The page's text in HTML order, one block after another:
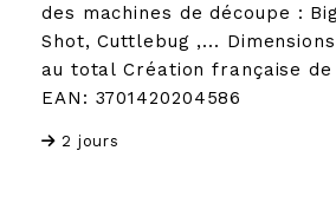
des machines de découpe :
Shot, Cuttlebug ,...
au total Création française de
EAN: 3701420204586
2 jours